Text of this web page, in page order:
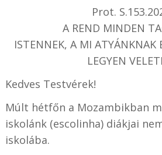
Prot.
A REND MINDEN
ISTENNEK, A MI ATYÁNKNAK
LEGYEN
Kedves Testvérek!
Múlt hétfőn a Mozambikban
iskolánk (escolinha) diákjai
iskolába.